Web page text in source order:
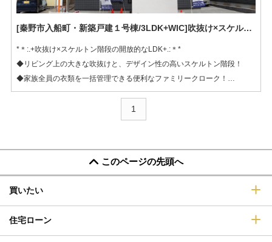
[秦野市入船町・新築戸建１号棟/3LDK+WIC]吹抜け×スケルトン階段の開放的なLDK
*＊:.+吹抜け×スケルトン階段の開放的なLDK+.:＊*
◆リビング上の大きな吹抜けと、デザイン性の高いスケルトン階段！
◆家族全員の衣類を一括管理できる便利なファミリークローク！
◆キッチン横には買い溜めや調理家電もすっきり収まるパントリーを設
1
このページの先頭へ
買いたい
住宅ローン